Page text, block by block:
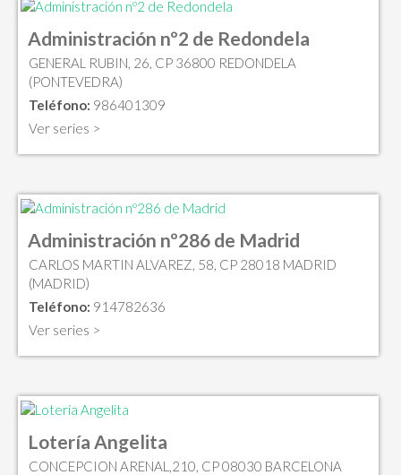
Administración nº2 de Redondela
GENERAL RUBIN, 26, CP 36800 REDONDELA
(PONTEVEDRA)
Teléfono: 986401309
Ver series >
Administración nº286 de Madrid
CARLOS MARTIN ALVAREZ, 58, CP 28018 MADRID
(MADRID)
Teléfono: 914782636
Ver series >
Lotería Angelita
CONCEPCION ARENAL,210, CP 08030 BARCELONA